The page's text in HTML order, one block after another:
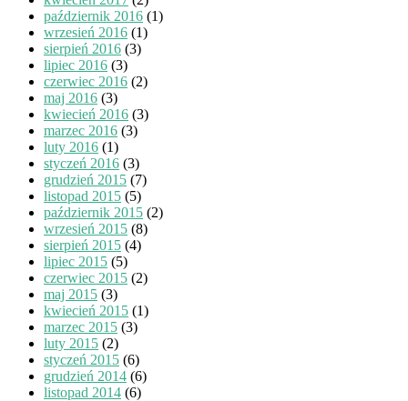
październik 2016 (1)
wrzesień 2016 (1)
sierpień 2016 (3)
lipiec 2016 (3)
czerwiec 2016 (2)
maj 2016 (3)
kwiecień 2016 (3)
marzec 2016 (3)
luty 2016 (1)
styczeń 2016 (3)
grudzień 2015 (7)
listopad 2015 (5)
październik 2015 (2)
wrzesień 2015 (8)
sierpień 2015 (4)
lipiec 2015 (5)
czerwiec 2015 (2)
maj 2015 (3)
kwiecień 2015 (1)
marzec 2015 (3)
luty 2015 (2)
styczeń 2015 (6)
grudzień 2014 (6)
listopad 2014 (6)